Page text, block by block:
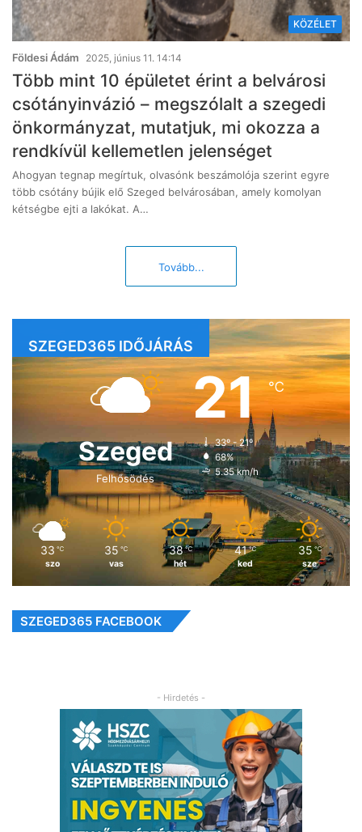
KÖZÉLET
Földesi Ádám 2025, június 11. 14:14
Több mint 10 épületet érint a belvárosi
csótányinvázió – megszólalt a szegedi
önkormányzat, mutatjuk, mi okozza a
rendkívül kellemetlen jelenséget
Ahogyan tegnap megírtuk, olvasónk beszámolója szerint egyre
több csótány bújik elő Szeged belvárosában, amely komolyan
kétségbe ejti a lakókat. A…
Tovább...
SZEGED365 IDŐJÁRÁS
Szeged
Felhősödés
21℃
33º - 21º
68%
5.35 km/h
33 ℃
szo
35 ℃
vas
38 ℃
hét
41 ℃
ked
35 ℃
sze
SZEGED365 FACEBOOK
- Hirdetés -